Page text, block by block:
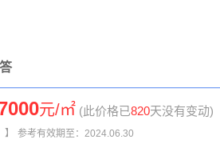
元/㎡ (此价格已820天没有变动)
】 参考有效期至：2024.06.30